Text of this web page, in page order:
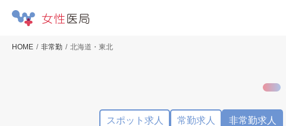
HOME 非常勤 北海道・東北
スポット求人 常勤求人 非常勤求人